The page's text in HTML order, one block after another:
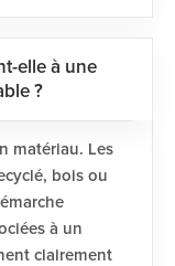
elle à une
?
matériau. Les
bois ou
à un
clairement